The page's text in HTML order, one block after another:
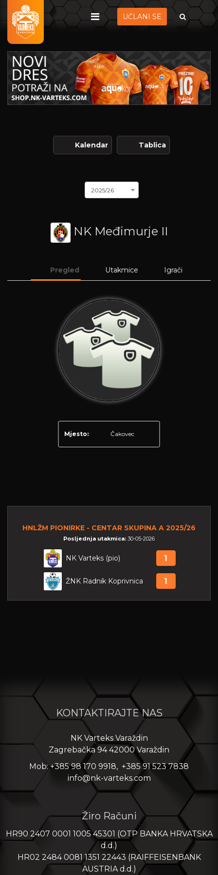
UČLANI SE
Kalendar Tablica
2025/26
NK Međimurje II
Pregled Utakmice Igrači
Mjesto: Čakovec
HNLŽM PIONIRKE - CENTAR SKUPINA A 2025/26
Posljednja utakmica: 30-05-2026
NK Varteks (pio) 1
ŽNK Radnik Koprivnica 1
KONTAKTIRAJTE NAS
NK Varteks Varaždin
Zagrebačka 94 42000 Varaždin
Mob: +385 98 170 9918, +385 91 523 7838
info@nk-varteks.com
Žiro Računi
HR90 2407 0001 1005 45301 (OTP BANKA HRVATSKA
d.d.)
HR02 2484 0081 1351 22443 (RAIFFEISENBANK
AUSTRIA d.d.)